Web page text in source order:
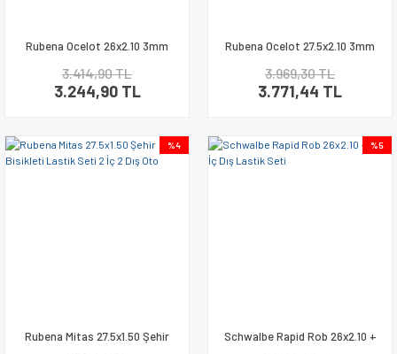
Rubena Ocelot 26x2.10 3mm
3.414,90 TL
3.244,90 TL
Rubena Ocelot 27.5x2.10 3mm
3.969,30 TL
3.771,44 TL
%4
Rubena Mitas 27.5x1.50 Şehir
%5
Schwalbe Rapid Rob 26x2.10 +